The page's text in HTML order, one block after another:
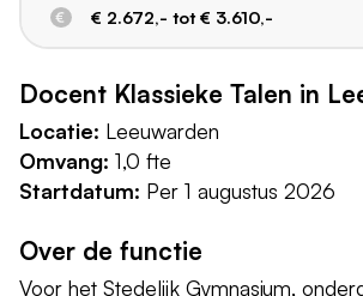
€ 2.672,- tot € 3.610,-
Docent Klassieke Talen in
Locatie: Leeuwarden
Omvang: 1,0 fte
Startdatum: Per 1 augustus 2026
Over de functie
Voor het Stedelijk Gymnasium,